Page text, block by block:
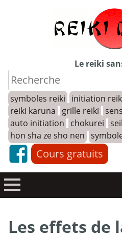
Le reiki
symboles reiki initiation
reiki karuna
grille reiki
auto initiation
chokurei
hon sha ze sho nen
Cours gratuits
Les effets de